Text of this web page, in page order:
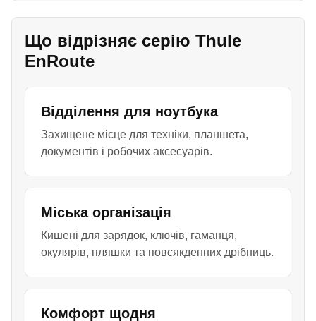
Що відрізняє серію Thule
EnRoute
Відділення для ноутбука
Захищене місце для техніки, планшета,
документів і робочих аксесуарів.
Міська організація
Кишені для зарядок, ключів, гаманця,
окулярів, пляшки та повсякденних дрібниць.
Комфорт щодня